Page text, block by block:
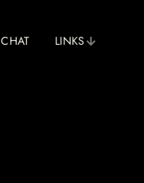
CHAT LINKS